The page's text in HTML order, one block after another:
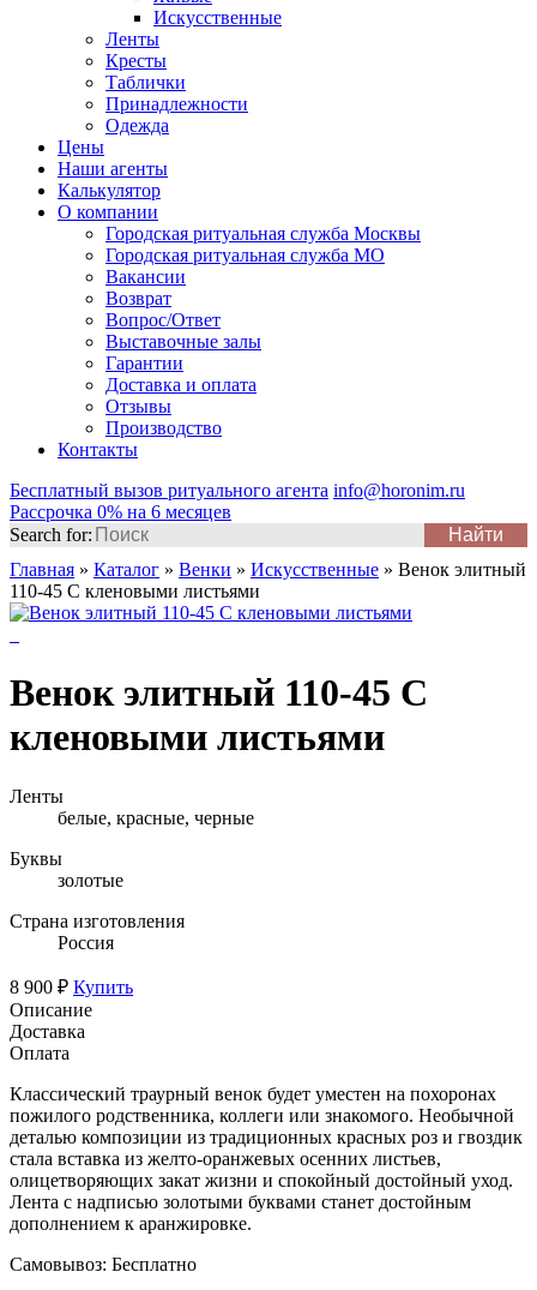
Искусственные
Ленты
Кресты
Таблички
Принадлежности
Одежда
Цены
Наши агенты
Калькулятор
О компании
Городская ритуальная служба Москвы
Городская ритуальная служба МО
Вакансии
Возврат
Вопрос/Ответ
Выставочные залы
Гарантии
Доставка и оплата
Отзывы
Производство
Контакты
Бесплатный вызов ритуального агента info@horonim.ru
Рассрочка 0% на 6 месяцев
Search for:
Главная » Каталог » Венки » Искусственные » Венок элитный
110-45 С кленовыми листьями
Венок элитный 110-45 С
кленовыми листьями
Ленты
белые, красные, черные
Буквы
золотые
Страна изготовления
Россия
8 900 ₽ Купить
Описание
Доставка
Оплата
Классический траурный венок будет уместен на похоронах
пожилого родственника, коллеги или знакомого. Необычной
деталью композиции из традиционных красных роз и гвоздик
стала вставка из желто-оранжевых осенних листьев,
олицетворяющих закат жизни и спокойный достойный уход.
Лента с надписью золотыми буквами станет достойным
дополнением к аранжировке.
Самовывоз: Бесплатно